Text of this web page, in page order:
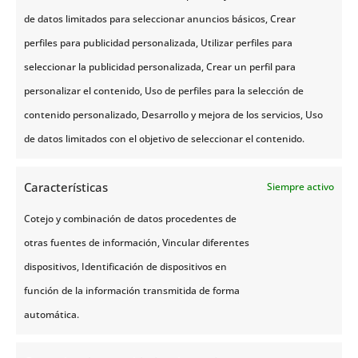
de datos limitados para seleccionar anuncios básicos, Crear
perfiles para publicidad personalizada, Utilizar perfiles para
seleccionar la publicidad personalizada, Crear un perfil para
personalizar el contenido, Uso de perfiles para la selección de
contenido personalizado, Desarrollo y mejora de los servicios, Uso
de datos limitados con el objetivo de seleccionar el contenido.
Características Siempre activo
Cotejo y combinación de datos procedentes de
otras fuentes de información, Vincular diferentes
dispositivos, Identificación de dispositivos en
función de la información transmitida de forma
automática.
Como habrás visto, decidirviajar a Trømsoes una
cuestión de preferencias, todo va a depender de tus
expectativas. Cualquier época del año para viajar es
nórdica, es hermosa y tiene mucho que ofrecer,
Hacerviajes a Tromso en enero, específicamente
entre finales, y mediados de marzo, es perfecto para
disfrutar de las actividades típicas de invierno, la